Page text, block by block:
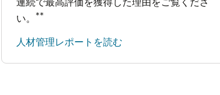
い。
**
人材管理レポートを読む